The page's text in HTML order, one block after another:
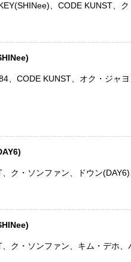
、CODE KUNST、
、CODE KUNST、オク・ジャ
ク・ソンファン、ドウン
ク・ソンファン、キム・デホ